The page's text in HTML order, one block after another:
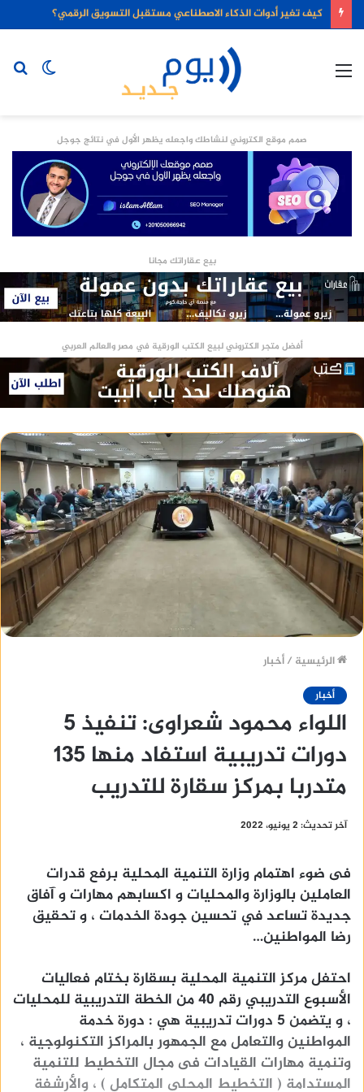
كيف تغير أدوات الذكاء الاصطناعي مستقبل التسويق الرقمي؟
الوضع
صمم موقع الكتروني لنشاطك واجعله يظهر الأول في نتائج جوجل
بيع عقاراتك مجانا
أفضل متجر الكتروني لبيع الكتب الورقية في مصر والعالم العربي
الرئيسية /أخبار
أخبار
اللواء محمود شعراوى: تنفيذ 5
دورات تدريبية استفاد منها 135
متدربا بمركز سقارة للتدريب
آخر تحديث: 2 يونيو، 2022
فى ضوء اهتمام وزارة التنمية المحلية برفع قدرات
العاملين بالوزارة والمحليات و اكسابهم مهارات و آفاق
جديدة تساعد في تحسين جودة الخدمات ، و تحقيق
رضا المواطنين…
احتفل مركز التنمية المحلية بسقارة بختام فعاليات
الأسبوع التدريبي رقم 40 من الخطة التدريبية للمحليات
، و يتضمن 5 دورات تدريبية هي : دورة خدمة
المواطنين والتعامل مع الجمهور بالمراكز التكنولوجية ،
وتنمية مهارات القيادات فى مجال التخطيط للتنمية
المستدامة ( التخطيط المحلى المتكامل ) ، والأرشفة